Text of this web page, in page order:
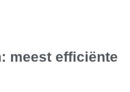
meest efficiënte